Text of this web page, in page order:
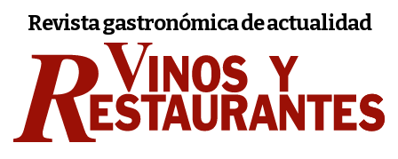
Revista gastronómica de actualidad